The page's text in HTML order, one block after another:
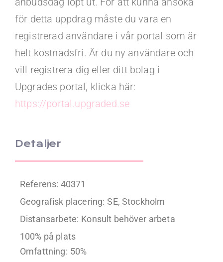
för detta uppdrag måste du vara en
registrerad användare i vår portal som är
helt kostnadsfri. Är du ny användare och
vill registrera dig eller ditt bolag i
Upgrades portal, klicka här:
https://portal.upgraded.se
Detaljer
Referens: 40371
Geografisk placering: SE, Stockholm
Distansarbete: Konsult behöver arbeta
100% på plats
Omfattning: 50%